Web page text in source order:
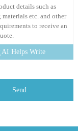
AI Helps Write
Send